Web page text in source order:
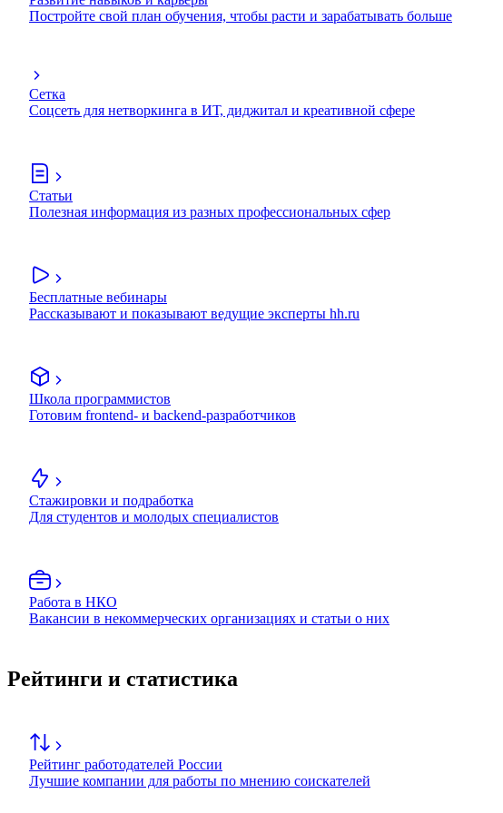
Постройте свой план обучения, чтобы расти и зарабатывать больше
Сетка
Соцсеть для нетворкинга в ИТ, диджитал и креативной сфере
Статьи
Полезная информация из разных профессиональных сфер
Бесплатные вебинары
Рассказывают и показывают ведущие эксперты hh.ru
Школа программистов
Готовим frontend- и backend-разработчиков
Стажировки и подработка
Для студентов и молодых специалистов
Работа в НКО
Вакансии в некоммерческих организациях и статьи о них
Рейтинги и статистика
Рейтинг работодателей России
Лучшие компании для работы по мнению соискателей